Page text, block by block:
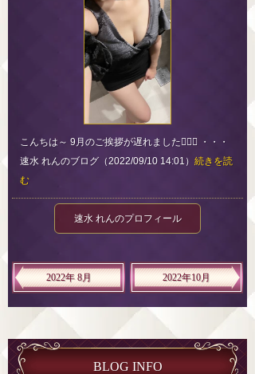
こんちは～ 9月のご挨拶が遅れました🙇🏻‍♀️ ・・・
速水 れんのブログ（2022/09/10 14:01） 続きを読
む
速水 れんのプロフィール
2022年 8月 2022年10月
BLOG INFO